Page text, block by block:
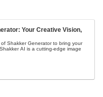
Your Creative Vision,
Shakker Generator to bring your
AI is a cutting-edge image